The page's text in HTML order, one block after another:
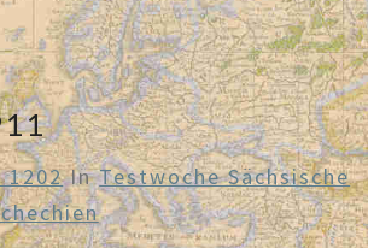
1202InTestwoche Sächsische